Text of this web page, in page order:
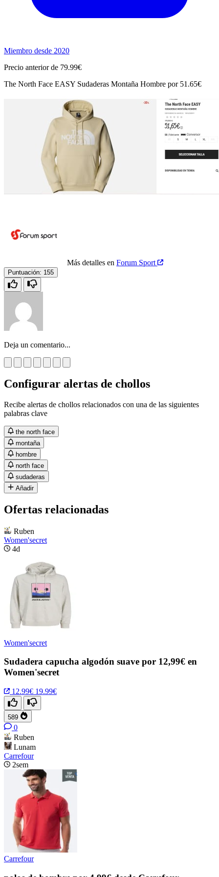
Miembro desde 2020
Precio anterior de 79.99€
The North Face EASY Sudaderas Montaña Hombre por 51.65€
Más detalles en Forum Sport
Puntuación: 155
Deja un comentario...
Configurar alertas de chollos
Recibe alertas de chollos relacionados con una de las siguientes
palabras clave
the north face
montaña
hombre
north face
sudaderas
Añadir
Ofertas relacionadas
Ruben
Women'secret
4d
Women'secret
Sudadera capucha algodón suave por 12,99€ en
Women'secret
12.99€ 19.99€
589
0
Ruben
Lunam
Carrefour
2sem
Carrefour